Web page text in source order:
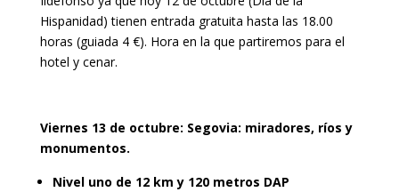
Hispanidad) tienen entrada gratuita hasta las 18.00
horas (guiada 4 €). Hora en la que partiremos para el
hotel y cenar.
Viernes 13 de octubre: Segovia: miradores, ríos y
monumentos.
Nivel uno de 12 km y 120 metros DAP